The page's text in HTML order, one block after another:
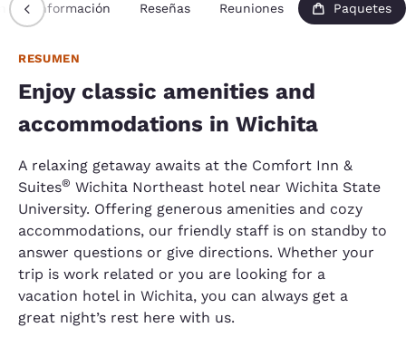
Información Reseñas Reuniones Paquetes
RESUMEN
Enjoy classic amenities and
accommodations in Wichita
A relaxing getaway awaits at the Comfort Inn &
Suites® Wichita Northeast hotel near Wichita State
University. Offering generous amenities and cozy
accommodations, our friendly staff is on standby to
answer questions or give directions. Whether your
trip is work related or you are looking for a
vacation hotel in Wichita, you can always get a
great night’s rest here with us.